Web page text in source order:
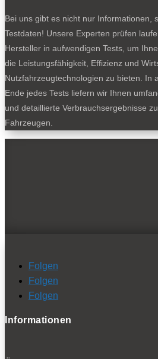
Bei uns gibt es nicht nur Informationen,
Testdaten! Unsere Experten prüfen
Hersteller in aufwendigen Tests, um
die Leistungsfähigkeit, Effizienz und
Nutzfahrzeugtechnologien zu bieten. In
Ende jedes Tests liefern wir Ihnen
und detaillierte Verbrauchsergebnisse
Fahrzeugen.
Folgen
Folgen
Folgen
Informationen